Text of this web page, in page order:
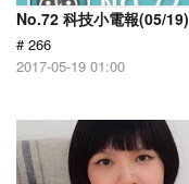
No.72 科技小電報(05/19)
# 266
2017-05-19 01:00